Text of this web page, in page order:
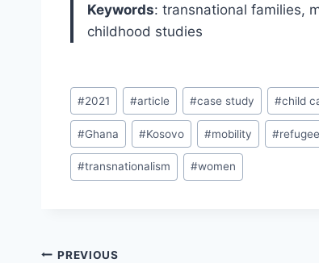
Keywords: transnational families,
childhood studies
Post
Tags:
#2021 #article #case study #child
#Ghana #Kosovo #mobility #
#transnationalism #women
Post
PREVIOUS